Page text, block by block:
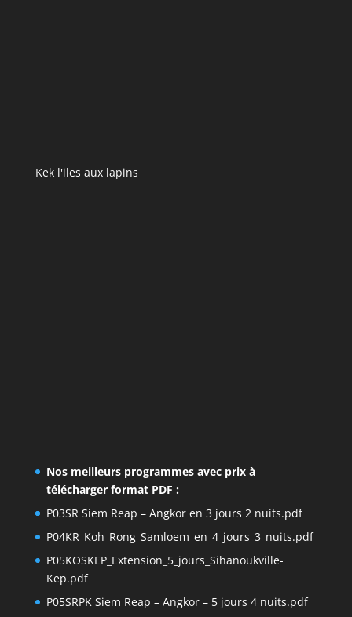
Kek l'iles aux lapins
Nos meilleurs programmes avec prix à
télécharger format PDF :
P03SR Siem Reap – Angkor en 3 jours 2 nuits.pdf
P04KR_Koh_Rong_Samloem_en_4_jours_3_nuits.pdf
P05KOSKEP_Extension_5_jours_Sihanoukville-
Kep.pdf
P05SRPK Siem Reap – Angkor – 5 jours 4 nuits.pdf